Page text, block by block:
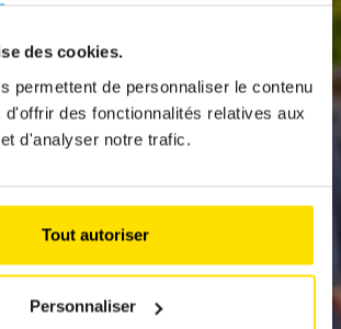
des cookies.
permettent de personnaliser le contenu
d'offrir des fonctionnalités relatives aux
d'analyser notre trafic.
Tout autoriser
Personnaliser
News
CLASSIC TOUR
2025 : 152
EN
BALADE